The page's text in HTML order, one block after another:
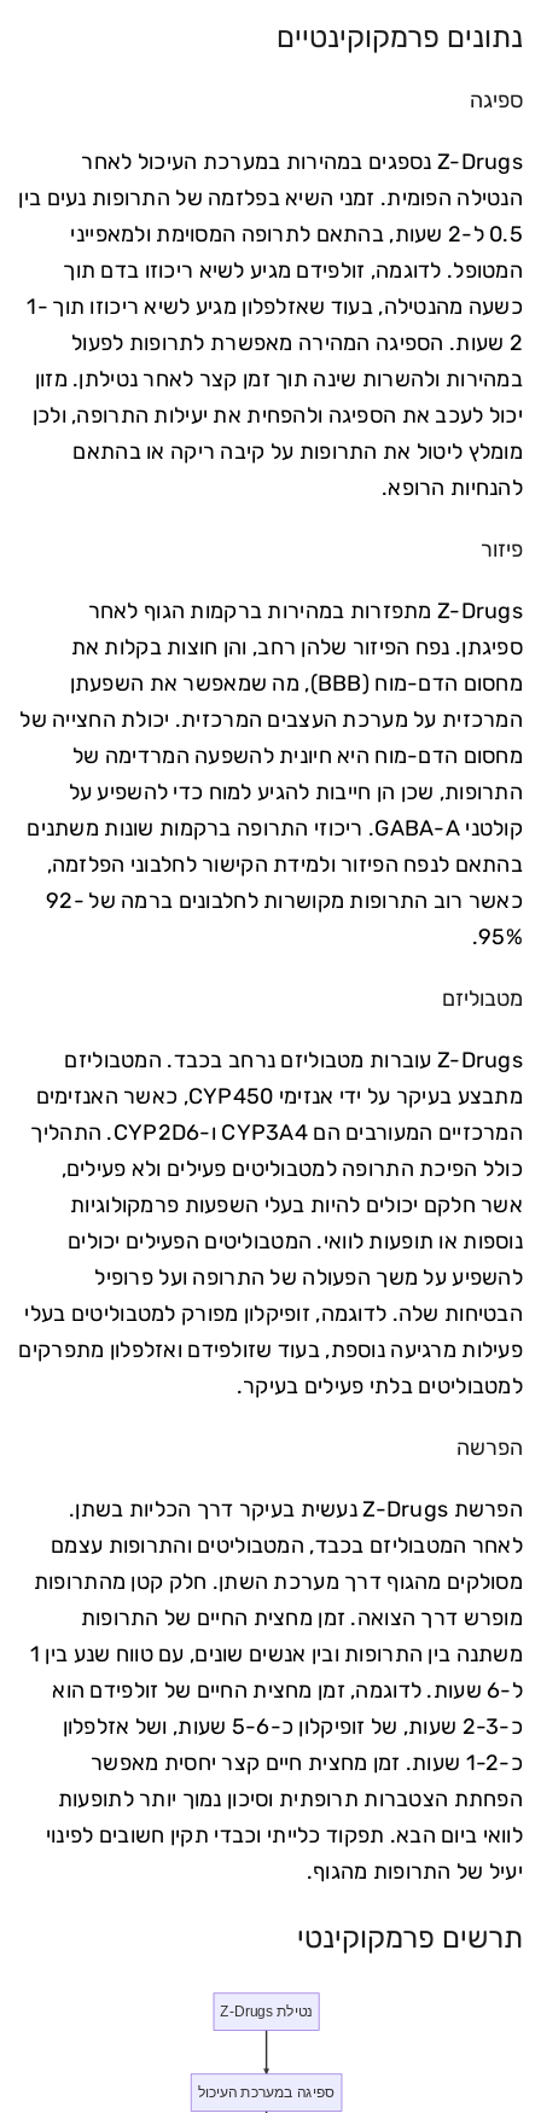
נתונים פרמקוקינטיים
ספיגה
Z-Drugs נספגים במהירות במערכת העיכול לאחר
הנטילה הפומית. זמני השיא בפלזמה של התרופות נעים בין
0.5 ל-2 שעות, בהתאם לתרופה המסוימת ולמאפייני
המטופל. לדוגמה, זולפידם מגיע לשיא ריכוזו בדם תוך
כשעה מהנטילה, בעוד שאזלפלון מגיע לשיא ריכוזו תוך 1-
2 שעות. הספיגה המהירה מאפשרת לתרופות לפעול
במהירות ולהשרות שינה תוך זמן קצר לאחר נטילתן. מזון
יכול לעכב את הספיגה ולהפחית את יעילות התרופה, ולכן
מומלץ ליטול את התרופות על קיבה ריקה או בהתאם
להנחיות הרופא.
פיזור
Z-Drugs מתפזרות במהירות ברקמות הגוף לאחר
ספיגתן. נפח הפיזור שלהן רחב, והן חוצות בקלות את
מחסום הדם-מוח (BBB), מה שמאפשר את השפעתן
המרכזית על מערכת העצבים המרכזית. יכולת החצייה של
מחסום הדם-מוח היא חיונית להשפעה המרדימה של
התרופות, שכן הן חייבות להגיע למוח כדי להשפיע על
קולטני GABA-A. ריכוזי התרופה ברקמות שונות משתנים
בהתאם לנפח הפיזור ולמידת הקישור לחלבוני הפלזמה,
כאשר רוב התרופות מקושרות לחלבונים ברמה של 92-
95%.
מטבוליזם
Z-Drugs עוברות מטבוליזם נרחב בכבד. המטבוליזם
מתבצע בעיקר על ידי אנזימי CYP450, כאשר האנזימים
המרכזיים המעורבים הם CYP3A4 ו-CYP2D6. התהליך
כולל הפיכת התרופה למטבוליטים פעילים ולא פעילים,
אשר חלקם יכולים להיות בעלי השפעות פרמקולוגיות
נוספות או תופעות לוואי. המטבוליטים הפעילים יכולים
להשפיע על משך הפעולה של התרופה ועל פרופיל
הבטיחות שלה. לדוגמה, זופיקלון מפורק למטבוליטים בעלי
פעילות מרגיעה נוספת, בעוד שזולפידם ואזלפלון מתפרקים
למטבוליטים בלתי פעילים בעיקר.
הפרשה
הפרשת Z-Drugs נעשית בעיקר דרך הכליות בשתן.
לאחר המטבוליזם בכבד, המטבוליטים והתרופות עצמם
מסולקים מהגוף דרך מערכת השתן. חלק קטן מהתרופות
מופרש דרך הצואה. זמן מחצית החיים של התרופות
משתנה בין התרופות ובין אנשים שונים, עם טווח שנע בין 1
ל-6 שעות. לדוגמה, זמן מחצית החיים של זולפידם הוא
כ-2-3 שעות, של זופיקלון כ-5-6 שעות, ושל אזלפלון
כ-1-2 שעות. זמן מחצית חיים קצר יחסית מאפשר
הפחתת הצטברות תרופתית וסיכון נמוך יותר לתופעות
לוואי ביום הבא. תפקוד כלייתי וכבדי תקין חשובים לפינוי
יעיל של התרופות מהגוף.
תרשים פרמקוקינטי
נטילת Z-Drugs
ספיגה במערכת העיכול